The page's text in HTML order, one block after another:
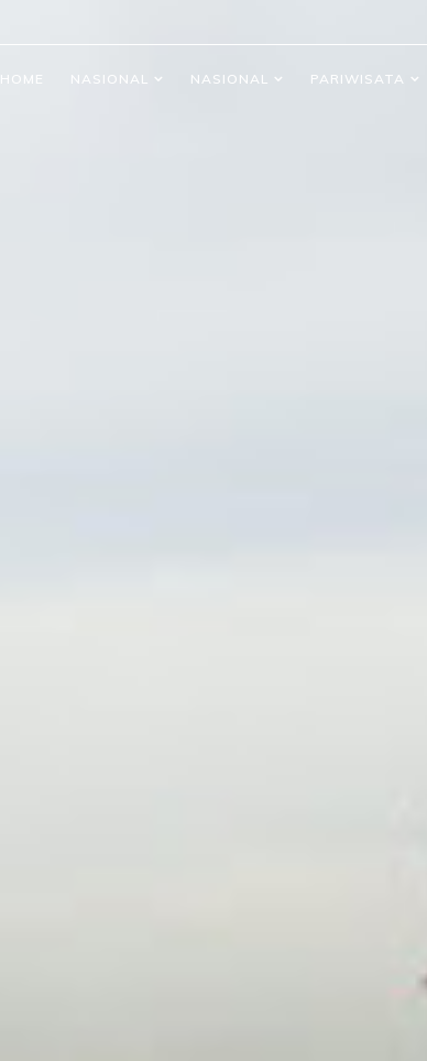
HOME NASIONAL NASIONAL PARIWISATA